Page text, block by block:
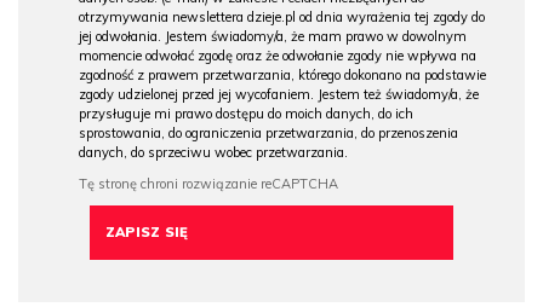
otrzymywania newslettera dzieje.pl od dnia wyrażenia tej zgody do
jej odwołania. Jestem świadomy/a, że mam prawo w dowolnym
momencie odwołać zgodę oraz że odwołanie zgody nie wpływa na
zgodność z prawem przetwarzania, którego dokonano na podstawie
zgody udzielonej przed jej wycofaniem. Jestem też świadomy/a, że
przysługuje mi prawo dostępu do moich danych, do ich
sprostowania, do ograniczenia przetwarzania, do przenoszenia
danych, do sprzeciwu wobec przetwarzania.